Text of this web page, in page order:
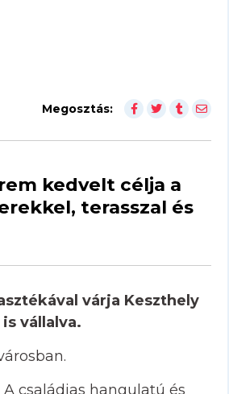
Megosztás:
kedvelt célja a
terasszal és
várja Keszthely
vállalva.
családias hangulatú és